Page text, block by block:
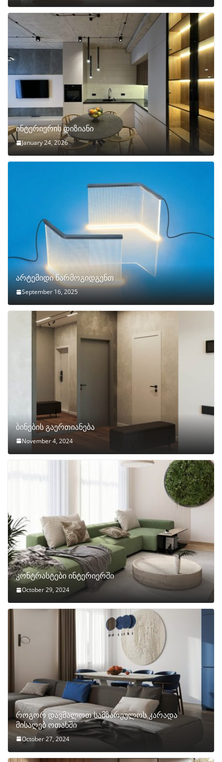
ინტერიერის დიზიანი
January 24, 2026
არტემიდი წარმოგიდგენთ
September 16, 2025
ბინების გაერთიანება
November 4, 2024
კონტრასტები ინტერიერში
October 29, 2024
როგორ დავმალოთ სამზარეულოს კარადა
მისაღებ ოთახში
October 27, 2024